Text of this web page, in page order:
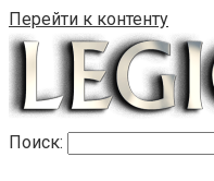
Перейти к контенту
Поиск: